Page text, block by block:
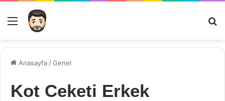
Menü
Anasayfa /Genel
Kot Ceketi Erkek